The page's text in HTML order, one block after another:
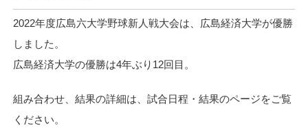
2022年度広島六大学野球新人戦大会は、広島経済大学が優勝
しました。
広島経済大学の優勝は4年ぶり12回目。
組み合わせ、結果の詳細は、試合日程・結果のページをご覧
ください。